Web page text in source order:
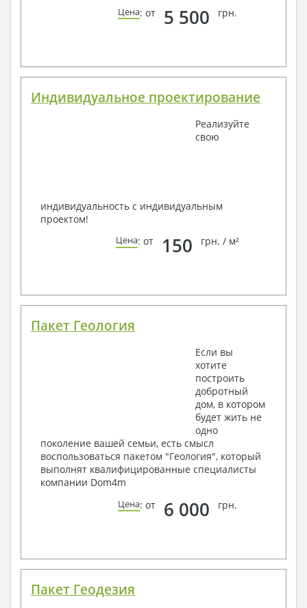
Цена: от 5 500 грн.
Индивидуальное проектирование
Реализуйте
свою
индивидуальность с индивидуальным
проектом!
Цена: от 150 грн. / м²
Пакет Геология
Если вы
хотите
построить
добротный
дом, в котором
будет жить не
одно
поколение вашей семьи, есть смысл
воспользоваться пакетом "Геология", который
выполнят квалифицированные специалисты
компании Dom4m
Цена: от 6 000 грн.
Пакет Геодезия